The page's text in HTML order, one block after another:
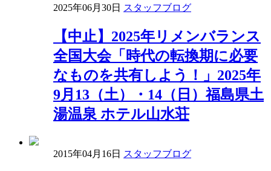
2025年06月30日 スタッフブログ
【中止】2025年リメンバランス
全国大会「時代の転換期に必要
なものを共有しよう！」2025年
9月13（土）・14（日）福島県土
湯温泉 ホテル山水荘
2015年04月16日 スタッフブログ